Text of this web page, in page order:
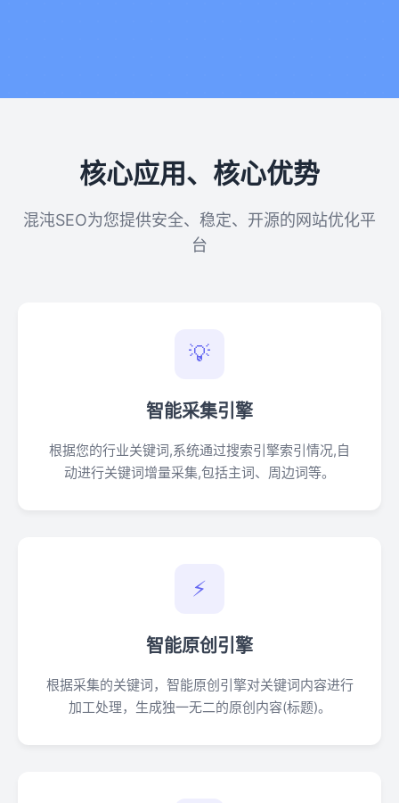
核心应用、核心优势
混沌SEO为您提供安全、稳定、开源的网站优化平
台
💡
智能采集引擎
根据您的行业关键词,系统通过搜索引擎索引情况,自
动进行关键词增量采集,包括主词、周边词等。
⚡
智能原创引擎
根据采集的关键词，智能原创引擎对关键词内容进行
加工处理，生成独一无二的原创内容(标题)。